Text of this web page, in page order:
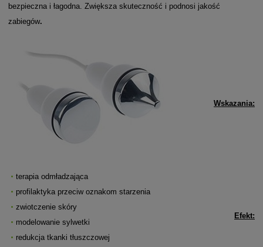
bezpieczna i łagodna. Zwiększa skuteczność i podnosi jakość
zabiegów.
Wskazania:
terapia odmładzająca
profilaktyka przeciw oznakom starzenia
zwiotczenie skóry
modelowanie sylwetki
redukcja tkanki tłuszczowej
Efekt: